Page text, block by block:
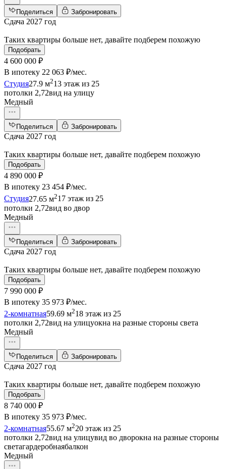
Поделиться Забронировать
Сдача 2027 год
Таких квартиры больше нет, давайте подберем похожую
Подобрать
4 600 000 ₽
В ипотеку 22 063 ₽/мес.
Студия27.9 м213 этаж из 25
потолки 2,72вид на улицу
Медный
Поделиться Забронировать
Сдача 2027 год
Таких квартиры больше нет, давайте подберем похожую
Подобрать
4 890 000 ₽
В ипотеку 23 454 ₽/мес.
Студия27.65 м217 этаж из 25
потолки 2,72вид во двор
Медный
Поделиться Забронировать
Сдача 2027 год
Таких квартиры больше нет, давайте подберем похожую
Подобрать
7 990 000 ₽
В ипотеку 35 973 ₽/мес.
2-комнатная59.69 м218 этаж из 25
потолки 2,72вид на улицуокна на разные стороны света
Медный
Поделиться Забронировать
Сдача 2027 год
Таких квартиры больше нет, давайте подберем похожую
Подобрать
8 740 000 ₽
В ипотеку 35 973 ₽/мес.
2-комнатная55.67 м220 этаж из 25
потолки 2,72вид на улицувид во дворокна на разные стороны
светагардеробнаябалкон
Медный